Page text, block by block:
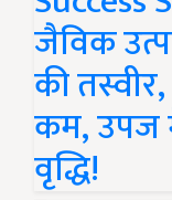
जैविक
की
कम, उपज
वृद्धि!